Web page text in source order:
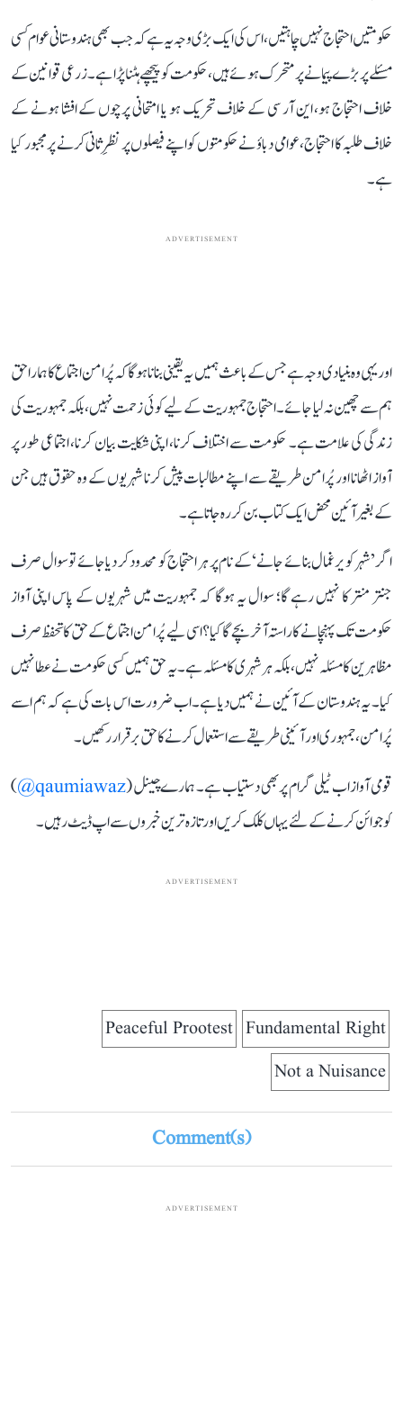
حکومتیں احتجاج نہیں چاہتیں، اس کی ایک بڑی وجہ یہ ہے کہ جب بھی ہندوستانی عوام کسی
مسئلے پر بڑے پیمانے پر متحرک ہوئے ہیں، حکومت کو پیچھے ہٹنا پڑا ہے۔ زرعی قوانین کے
خلاف احتجاج ہو، این آر سی کے خلاف تحریک ہو یا امتحانی پرچوں کے افشا ہونے کے
خلاف طلبہ کا احتجاج، عوامی دباؤ نے حکومتوں کو اپنے فیصلوں پر نظرِ ثانی کرنے پر مجبور کیا
ہے۔
ADVERTISEMENT
اور یہی وہ بنیادی وجہ ہے جس کے باعث ہمیں یہ یقینی بنانا ہوگا کہ پُرامن اجتماع کا ہمارا حق
ہم سے چھین نہ لیا جائے۔ احتجاج جمہوریت کے لیے کوئی زحمت نہیں، بلکہ جمہوریت کی
زندگی کی علامت ہے۔ حکومت سے اختلاف کرنا، اپنی شکایت بیان کرنا، اجتماعی طور پر
آواز اٹھانا اور پُرامن طریقے سے اپنے مطالبات پیش کرنا شہریوں کے وہ حقوق ہیں جن
کے بغیر آئین محض ایک کتاب بن کر رہ جاتا ہے۔
اگر ’شہر کو یرغمال بنائے جانے‘ کے نام پر ہر احتجاج کو محدود کر دیا جائے تو سوال صرف
جنتر منتر کا نہیں رہے گا؛ سوال یہ ہوگا کہ جمہوریت میں شہریوں کے پاس اپنی آواز
حکومت تک پہنچانے کا راستہ آخر بچے گا کیا؟ اسی لیے پُرامن اجتماع کے حق کا تحفظ صرف
مظاہرین کا مسئلہ نہیں، بلکہ ہر شہری کا مسئلہ ہے۔ یہ حق ہمیں کسی حکومت نے عطا نہیں
کیا۔ یہ ہندوستان کے آئین نے ہمیں دیا ہے۔ اب ضرورت اس بات کی ہے کہ ہم اسے
پُرامن، جمہوری اور آئینی طریقے سے استعمال کرنے کا حق برقرار رکھیں۔
قومی آواز اب ٹیلی گرام پر بھی دستیاب ہے۔ ہمارے چینل (qaumiawaz@
)
کو جوائن کرنے کے لئے یہاں کلک کریں اور تازہ ترین خبروں سے اپ ڈیٹ رہیں۔
ADVERTISEMENT
Fundamental Right
Peaceful Prootest
Not a Nuisance
Comment(s)
ADVERTISEMENT